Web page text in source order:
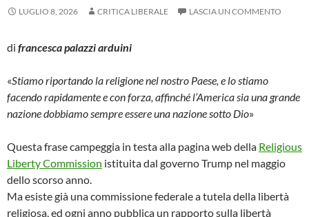
LUGLIO 8, 2026 CRITICA LIBERALE LASCIA UN COMMENTO
di francesca palazzi arduini
«Stiamo riportando la religione nel nostro Paese, e lo stiamo
facendo rapidamente e con forza, affinché l’America sia una grande
nazione dobbiamo sempre essere una nazione sotto Dio»
Questa frase campeggia in testa alla pagina web della Religious
Liberty Commission istituita dal governo Trump nel maggio
dello scorso anno.
Ma esiste già una commissione federale a tutela della libertà
religiosa, ed ogni anno pubblica un rapporto sulla libertà